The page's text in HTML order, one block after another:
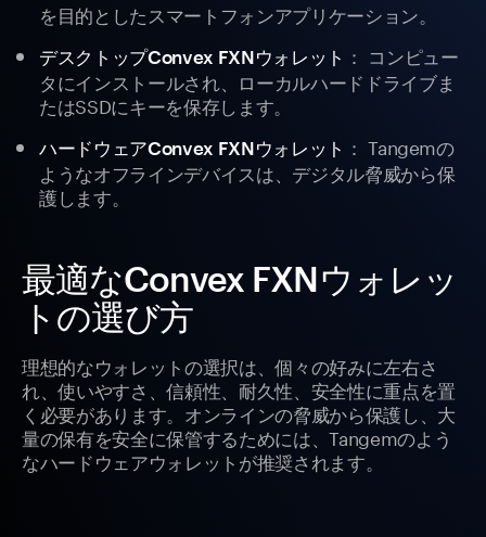
を目的としたスマートフォンアプリケーション。
デスクトップConvex FXNウォレット ： コンピュー
タにインストールされ、ローカルハードドライブま
たはSSDにキーを保存します。
ハードウェアConvex FXNウォレット ： Tangemの
ようなオフラインデバイスは、デジタル脅威から保
護します。
最適なConvex FXNウォレッ
トの選び方
理想的なウォレットの選択は、個々の好みに左右さ
れ、使いやすさ、信頼性、耐久性、安全性に重点を置
く必要があります。オンラインの脅威から保護し、大
量の保有を安全に保管するためには、Tangemのよう
なハードウェアウォレットが推奨されます。